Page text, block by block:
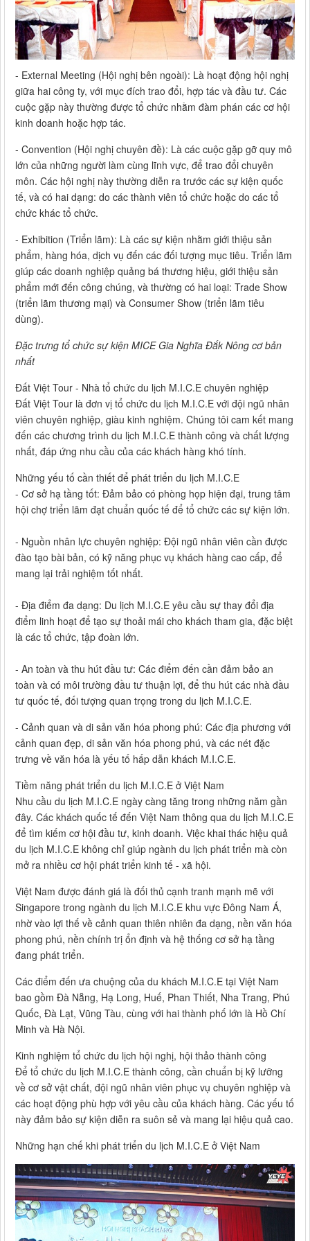
- External Meeting (Hội nghị bên ngoài): Là hoạt động hội nghị
giữa hai công ty, với mục đích trao đổi, hợp tác và đầu tư. Các
cuộc gặp này thường được tổ chức nhằm đàm phán các cơ hội
kinh doanh hoặc hợp tác.
- Convention (Hội nghị chuyên đề): Là các cuộc gặp gỡ quy mô
lớn của những người làm cùng lĩnh vực, để trao đổi chuyên
môn. Các hội nghị này thường diễn ra trước các sự kiện quốc
tế, và có hai dạng: do các thành viên tổ chức hoặc do các tổ
chức khác tổ chức.
- Exhibition (Triển lãm): Là các sự kiện nhằm giới thiệu sản
phẩm, hàng hóa, dịch vụ đến các đối tượng mục tiêu. Triển lãm
giúp các doanh nghiệp quảng bá thương hiệu, giới thiệu sản
phẩm mới đến công chúng, và thường có hai loại: Trade Show
(triển lãm thương mại) và Consumer Show (triển lãm tiêu
dùng).
Đặc trưng tổ chức sự kiện MICE Gia Nghĩa Đắk Nông cơ bản
nhất
Đất Việt Tour - Nhà tổ chức du lịch M.I.C.E chuyên nghiệp
Đất Việt Tour là đơn vị tổ chức du lịch M.I.C.E với đội ngũ nhân
viên chuyên nghiệp, giàu kinh nghiệm. Chúng tôi cam kết mang
đến các chương trình du lịch M.I.C.E thành công và chất lượng
nhất, đáp ứng nhu cầu của các khách hàng khó tính.
Những yếu tố cần thiết để phát triển du lịch M.I.C.E
- Cơ sở hạ tầng tốt: Đảm bảo có phòng họp hiện đại, trung tâm
hội chợ triển lãm đạt chuẩn quốc tế để tổ chức các sự kiện lớn.
- Nguồn nhân lực chuyên nghiệp: Đội ngũ nhân viên cần được
đào tạo bài bản, có kỹ năng phục vụ khách hàng cao cấp, để
mang lại trải nghiệm tốt nhất.
- Địa điểm đa dạng: Du lịch M.I.C.E yêu cầu sự thay đổi địa
điểm linh hoạt để tạo sự thoải mái cho khách tham gia, đặc biệt
là các tổ chức, tập đoàn lớn.
- An toàn và thu hút đầu tư: Các điểm đến cần đảm bảo an
toàn và có môi trường đầu tư thuận lợi, để thu hút các nhà đầu
tư quốc tế, đối tượng quan trọng trong du lịch M.I.C.E.
- Cảnh quan và di sản văn hóa phong phú: Các địa phương với
cảnh quan đẹp, di sản văn hóa phong phú, và các nét đặc
trưng về văn hóa là yếu tố hấp dẫn khách M.I.C.E.
Tiềm năng phát triển du lịch M.I.C.E ở Việt Nam
Nhu cầu du lịch M.I.C.E ngày càng tăng trong những năm gần
đây. Các khách quốc tế đến Việt Nam thông qua du lịch M.I.C.E
để tìm kiếm cơ hội đầu tư, kinh doanh. Việc khai thác hiệu quả
du lịch M.I.C.E không chỉ giúp ngành du lịch phát triển mà còn
mở ra nhiều cơ hội phát triển kinh tế - xã hội.
Việt Nam được đánh giá là đối thủ cạnh tranh mạnh mẽ với
Singapore trong ngành du lịch M.I.C.E khu vực Đông Nam Á,
nhờ vào lợi thế về cảnh quan thiên nhiên đa dạng, nền văn hóa
phong phú, nền chính trị ổn định và hệ thống cơ sở hạ tầng
đang phát triển.
Các điểm đến ưa chuộng của du khách M.I.C.E tại Việt Nam
bao gồm Đà Nẵng, Hạ Long, Huế, Phan Thiết, Nha Trang, Phú
Quốc, Đà Lạt, Vũng Tàu, cùng với hai thành phố lớn là Hồ Chí
Minh và Hà Nội.
Kinh nghiệm tổ chức du lịch hội nghị, hội thảo thành công
Để tổ chức du lịch M.I.C.E thành công, cần chuẩn bị kỹ lưỡng
về cơ sở vật chất, đội ngũ nhân viên phục vụ chuyên nghiệp và
các hoạt động phù hợp với yêu cầu của khách hàng. Các yếu tố
này đảm bảo sự kiện diễn ra suôn sẻ và mang lại hiệu quả cao.
Những hạn chế khi phát triển du lịch M.I.C.E ở Việt Nam